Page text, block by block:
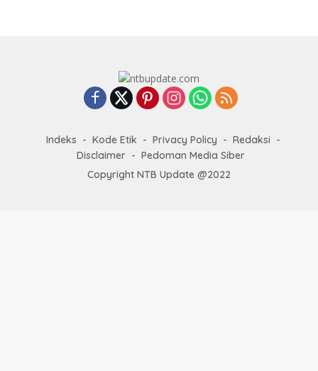
Indeks Kode Etik Privacy Policy
Redaksi
Disclaimer
Pedoman Media Siber
Copyright NTB Update @2022